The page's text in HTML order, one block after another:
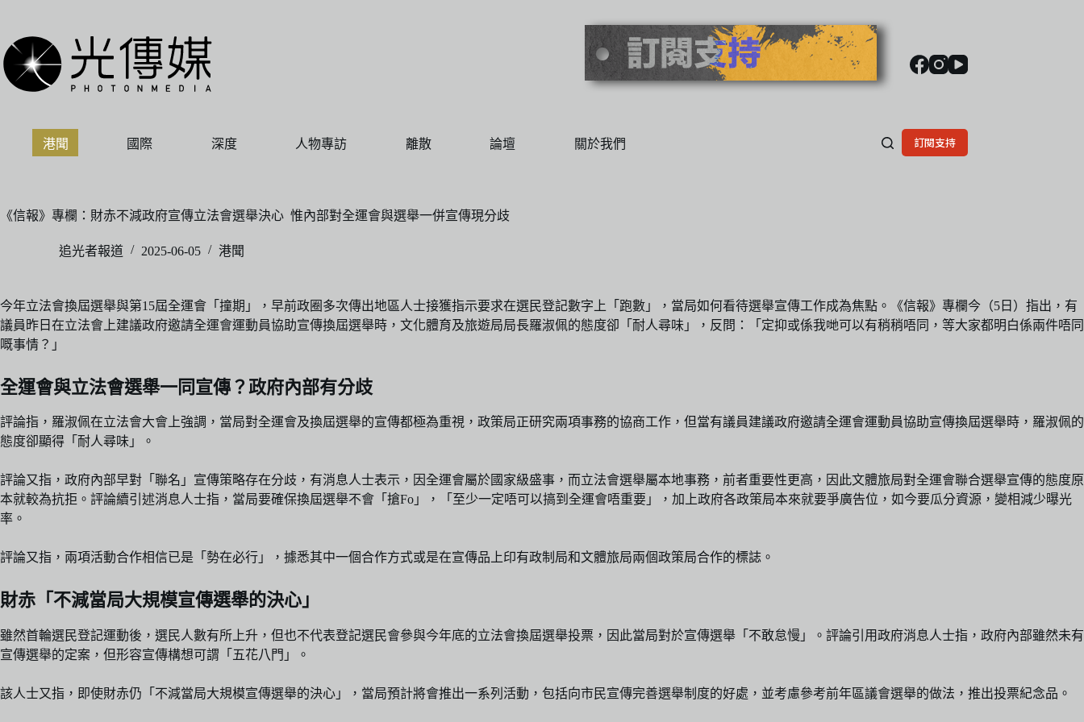
主
要
內
港聞 國際 深度 人物專訪 離散 論壇 關於我們 訂閱支持
《信報》專欄：財赤不減政府宣傳立法會選舉決心 惟內部對全運會與選舉一併宣傳現分歧
追光者報道 2025-06-05 港聞
今年立法會換屆選舉與第15屆全運會「撞期」，早前政圈多次傳出地區人士接獲指示要求在選民登記數字上「跑數」，當局如何看待選舉宣傳工作成為焦點。《信報》專欄今（5日）指出，有
議員昨日在立法會上建議政府邀請全運會運動員協助宣傳換屆選舉時，文化體育及旅遊局局長羅淑佩的態度卻「耐人尋味」，反問：「定抑或係我哋可以有稍稍唔同，等大家都明白係兩件唔同
嘅事情？」
全運會與立法會選舉一同宣傳？政府內部有分歧
評論指，羅淑佩在立法會大會上強調，當局對全運會及換屆選舉的宣傳都極為重視，政策局正研究兩項事務的協商工作，但當有議員建議政府邀請全運會運動員協助宣傳換屆選舉時，羅淑佩的
態度卻顯得「耐人尋味」。
評論又指，政府內部早對「聯名」宣傳策略存在分歧，有消息人士表示，因全運會屬於國家級盛事，而立法會選舉屬本地事務，前者重要性更高，因此文體旅局對全運會聯合選舉宣傳的態度原
本就較為抗拒。評論續引述消息人士指，當局要確保換屆選舉不會「搶Fo」，「至少一定唔可以搞到全運會唔重要」，加上政府各政策局本來就要爭廣告位，如今要瓜分資源，變相減少曝光
率。
評論又指，兩項活動合作相信已是「勢在必行」，據悉其中一個合作方式或是在宣傳品上印有政制局和文體旅局兩個政策局合作的標誌。
財赤「不減當局大規模宣傳選舉的決心」
雖然首輪選民登記運動後，選民人數有所上升，但也不代表登記選民會參與今年底的立法會換屆選舉投票，因此當局對於宣傳選舉「不敢怠慢」。評論引用政府消息人士指，政府內部雖然未有
宣傳選舉的定案，但形容宣傳構想可謂「五花八門」。
該人士又指，即使財赤仍「不減當局大規模宣傳選舉的決心」，當局預計將會推出一系列活動，包括向市民宣傳完善選舉制度的好處，並考慮參考前年區議會選舉的做法，推出投票紀念品。